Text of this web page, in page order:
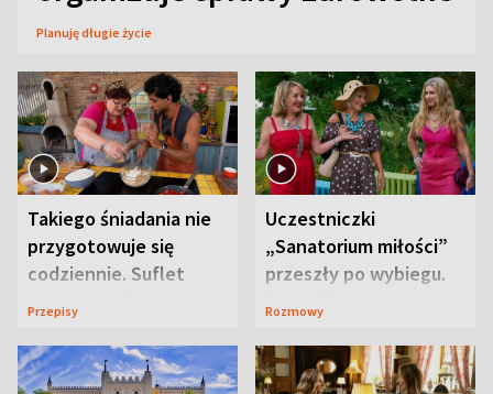
Planuję długie życie
Takiego śniadania nie
przygotowuje się
codziennie. Suflet
serowy zachwyca
Przepisy
Uczestniczki
„Sanatorium miłości”
przeszły po wybiegu.
Te stylizacje
Rozmowy